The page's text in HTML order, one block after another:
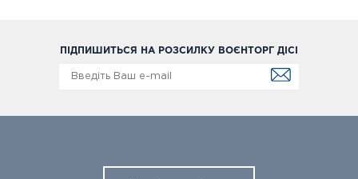
ПІДПИШИТЬСЯ НА РОЗСИЛКУ ВОЄНТОРГ ДІСІ